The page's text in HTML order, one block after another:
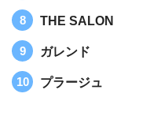
THE SALON
ガレンド
プラージュ